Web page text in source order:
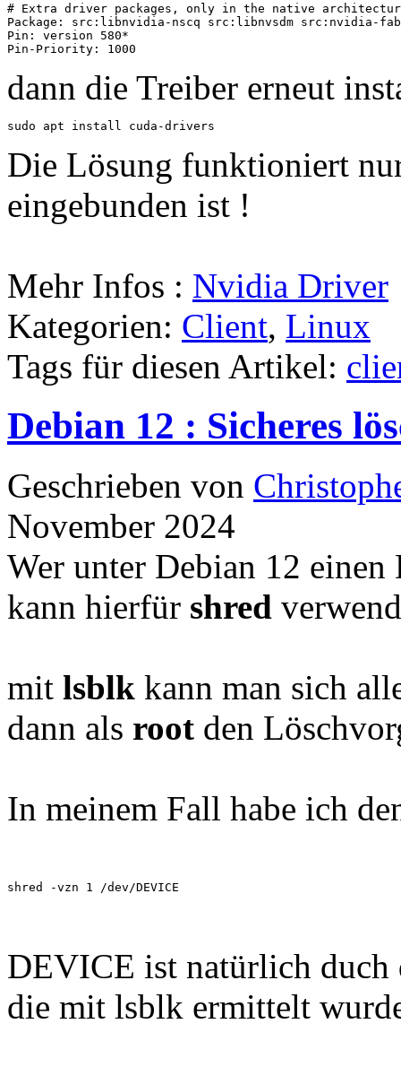
# Extra driver packages, only in the native
Package: src:libnvidia-nscq src:libnvsdm src:nvidia-
Pin: version 580*
dann die Treiber erneut
sudo apt install cuda-drivers
Die Lösung funktioniert
eingebunden ist !
Mehr Infos : Nvidia Driver
Kategorien: Client, Linux
Tags für diesen Artikel:
Debian 12 : Sicheres
Geschrieben von
November 2024
Wer unter Debian 12
kann hierfür shred
mit lsblk kann man sich
dann als root den
In meinem Fall habe ich
shred -vzn 1 /dev/DEVICE
DEVICE ist natürlich duch
die mit lsblk ermittelt